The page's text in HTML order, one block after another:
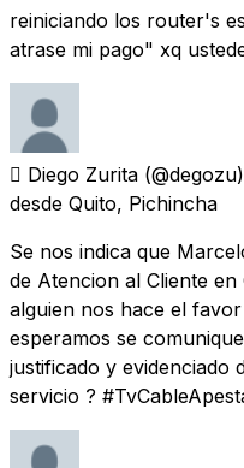
reiniciando los router's
atrase mi pago" xq
 Diego Zurita
desde Quito, Pichincha
Se nos indica que
de Atencion al Cliente en
alguien nos hace el favor
esperamos se
justificado y evidenciado
servicio ?